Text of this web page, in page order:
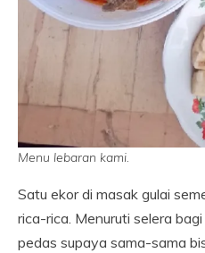
Menu lebaran kami.
Satu ekor di masak gulai
rica-rica. Menuruti selera
pedas supaya sama-sama